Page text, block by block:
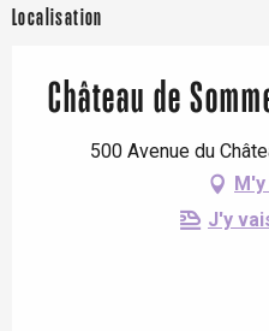
Localisation
Château de
500 Avenue du
J'y